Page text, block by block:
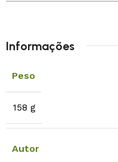
Informações
Peso
158 g
Autor